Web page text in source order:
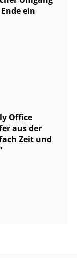
ein
Office
aus der
Zeit und